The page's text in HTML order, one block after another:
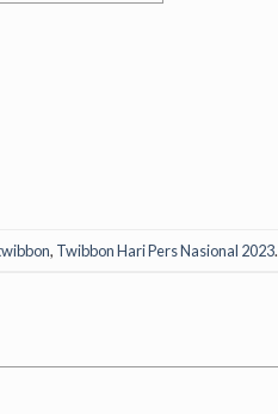
, Twibbon Hari Pers Nasional 2023.